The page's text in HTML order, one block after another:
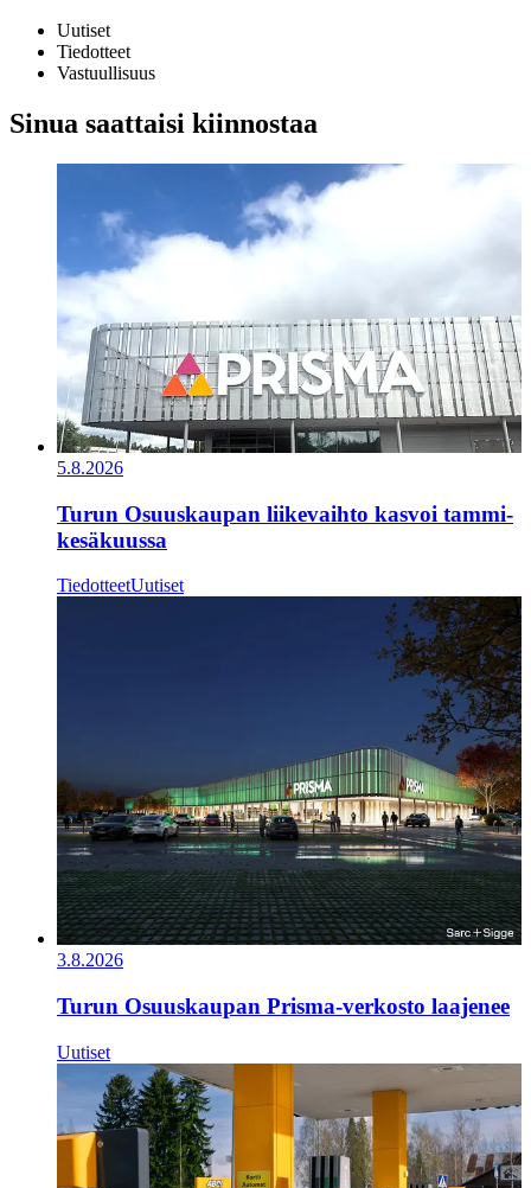
Uutiset
Tiedotteet
Vastuullisuus
Sinua saattaisi kiinnostaa
5.8.2026
Turun Osuuskaupan liikevaihto kasvoi tammi-
kesäkuussa
TiedotteetUutiset
3.8.2026
Turun Osuuskaupan Prisma-verkosto laajenee
Uutiset